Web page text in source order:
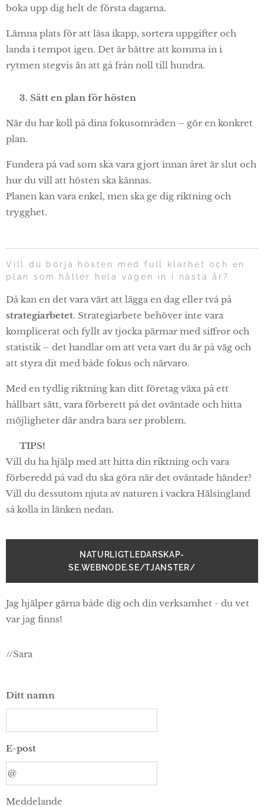
boka upp dig helt de första dagarna.
Lämna plats för att läsa ikapp, sortera uppgifter och
landa i tempot igen. Det är bättre att komma in i
rytmen stegvis än att gå från noll till hundra.
🛠 3. Sätt en plan för hösten
När du har koll på dina fokusområden – gör en konkret
plan.
Fundera på vad som ska vara gjort innan året är slut och
hur du vill att hösten ska kännas.
Planen kan vara enkel, men ska ge dig riktning och
trygghet.
Vill du börja hösten med full klarhet och en
plan som håller hela vägen in i nästa år?
Då kan en det vara värt att lägga en dag eller två på
strategiarbetet. Strategiarbete behöver inte vara
komplicerat och fyllt av tjocka pärmar med siffror och
statistik – det handlar om att veta vart du är på väg och
att styra dit med både fokus och närvaro.
Med en tydlig riktning kan ditt företag växa på ett
hållbart sätt, vara förberett på det oväntade och hitta
möjligheter där andra bara ser problem.
TIPS!
Vill du ha hjälp med att hitta din riktning och vara
förberedd på vad du ska göra när det oväntade händer?
Vill du dessutom njuta av naturen i vackra Hälsingland
så kolla in länken nedan.
NATURLIGTLEDARSKAP-
SE.WEBNODE.SE/TJANSTER/
Jag hjälper gärna både dig och din verksamhet - du vet
var jag finns!
//Sara
Ditt namn
E-post
Meddelande